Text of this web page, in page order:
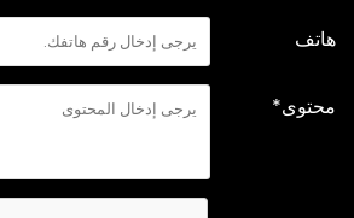
هاتف
محتوى*